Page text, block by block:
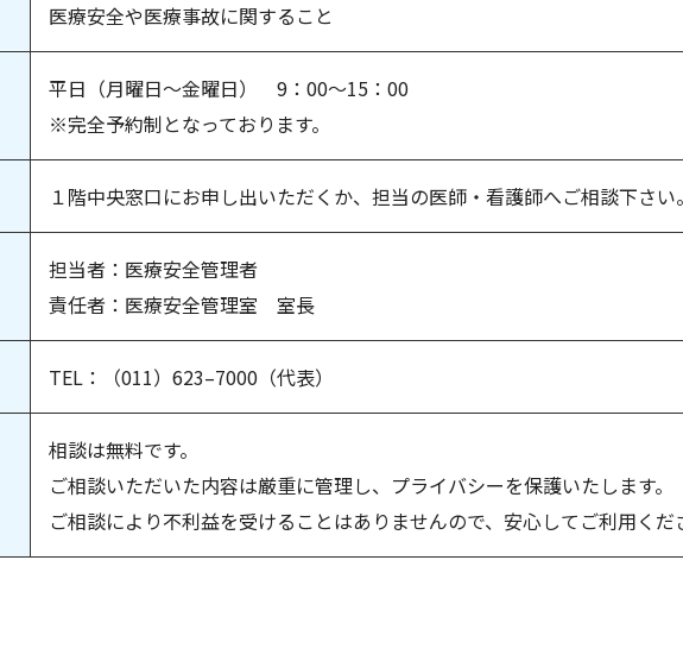
医療安全や医療事故に関すること
平日（月曜日～金曜日） 9：00～15：00
※完全予約制となっております。
１階中央窓口にお申し出いただくか、担当の医師・看護師へご相談下さい。
担当者：医療安全管理者
責任者：医療安全管理室 室長
TEL：（011）623–7000（代表）
相談は無料です。
ご相談いただいた内容は厳重に管理し、プライバシーを保護いたします。
ご相談により不利益を受けることはありませんので、安心してご利用くだ